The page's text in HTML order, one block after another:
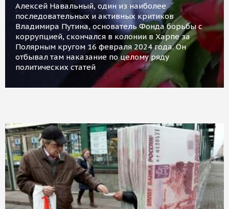
Алексей Навальный, один из наиболее
последовательных и активных критиков
Владимира Путина, основатель Фонда борьбы с
коррупцией, скончался в колонии в Харпе за
Полярным кругом 16 февраля 2024 года. Он
отбывал там наказание по целому ряду
политических статей